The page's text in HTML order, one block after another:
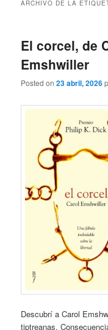
ARCHIVO DE LA
El corcel, de
Emshwiller
Posted on23 abril, 2026
Descubrí a Carol
tiptreanas.